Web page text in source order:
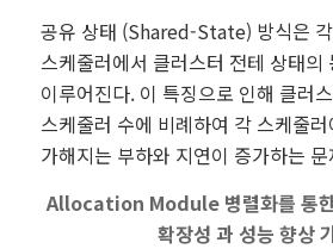
공유 상태 (Shared-State) 방식은
스케줄러에서 클러스터 전테 상태의
이루어진다. 이 특징으로 인해 클러
스케줄러 수에 비례하여 각 스케줄
가해지는 부하와 지연이 증가하는
Allocation Module 병렬화를 통
확장성 과 성능 향상